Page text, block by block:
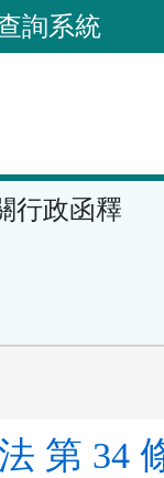
詢系統
行政函釋
第 34